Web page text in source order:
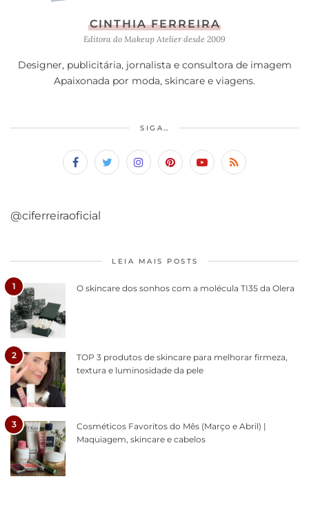
CINTHIA FERREIRA
Editora do Makeup Atelier desde 2009
Designer, publicitária, jornalista e consultora de imagem
Apaixonada por moda, skincare e viagens.
SIGA…
@ciferreiraoficial
LEIA MAIS POSTS
1 O skincare dos sonhos com a molécula TI35 da Olera
2
TOP 3 produtos de skincare para melhorar firmeza,
textura e luminosidade da pele
3
Cosméticos Favoritos do Mês (Março e Abril) |
Maquiagem, skincare e cabelos